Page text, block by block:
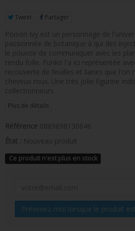
FUNKO VINYL SODA
FUNKO POP PIN
PELUCHE
LOUNGEFLY
Tweet Partager
Poison Ivy est un personnage de
passionnée de botanique à qui des
le pouvoir de communiquer avec les
rendu folle. Funko l'a ici représentée
recouverte de feuilles et lianes que l'on
cheveux roux. Une très jolie figurine
collectionneurs.
Plus de détails
Référence 0889698130646
État : Nouveau produit
Ce produit n'est plus en stock
Prévenez-moi lorsque le produit